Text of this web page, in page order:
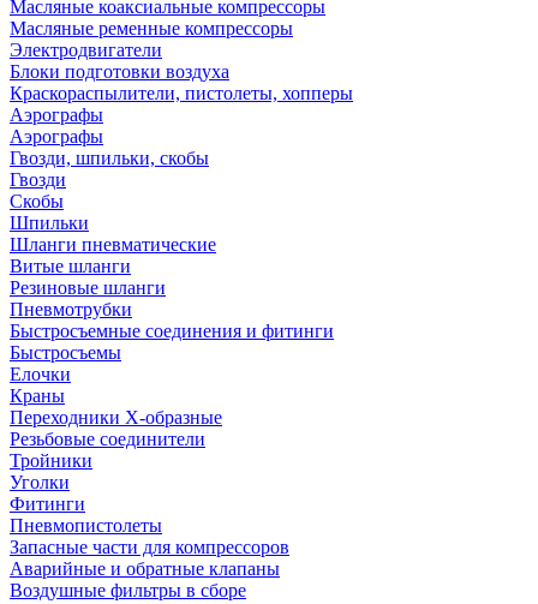
Масляные коаксиальные компрессоры
Масляные ременные компрессоры
Электродвигатели
Блоки подготовки воздуха
Краскораспылители, пистолеты, хопперы
Аэрографы
Аэрографы
Гвозди, шпильки, скобы
Гвозди
Скобы
Шпильки
Шланги пневматические
Витые шланги
Резиновые шланги
Пневмотрубки
Быстросъемные соединения и фитинги
Быстросъемы
Елочки
Краны
Переходники Х-образные
Резьбовые соединители
Тройники
Уголки
Фитинги
Пневмопистолеты
Запасные части для компрессоров
Аварийные и обратные клапаны
Воздушные фильтры в сборе